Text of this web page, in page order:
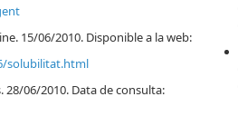
15/06/2010. Disponible a la web:
solubilitat.html
28/06/2010. Data de consulta: